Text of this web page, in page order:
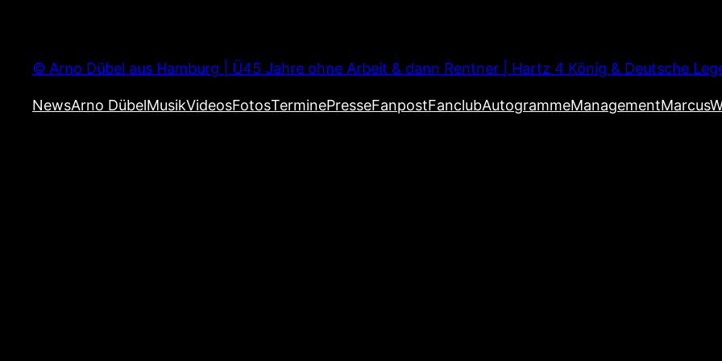
springen
© Arno Dübel aus Hamburg | Ü45 Jahre ohne Arbeit & dann Rentner | Hartz 4 König & Deutsche
NewsArno DübelMusikVideosFotosTerminePresseFanpostFanclubAutogrammeManagement